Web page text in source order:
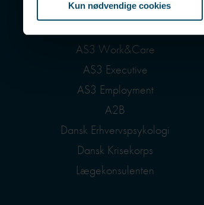
Kun nødvendige cookies
AS3 Work&Care
AS3 Executive
AS3 Employment
A2B
Dansk Erhvervspsykologi
Dansk Krisekorps
Lægekonsulenten